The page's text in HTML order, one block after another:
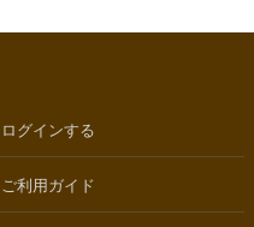
ログインする
ご利用ガイド